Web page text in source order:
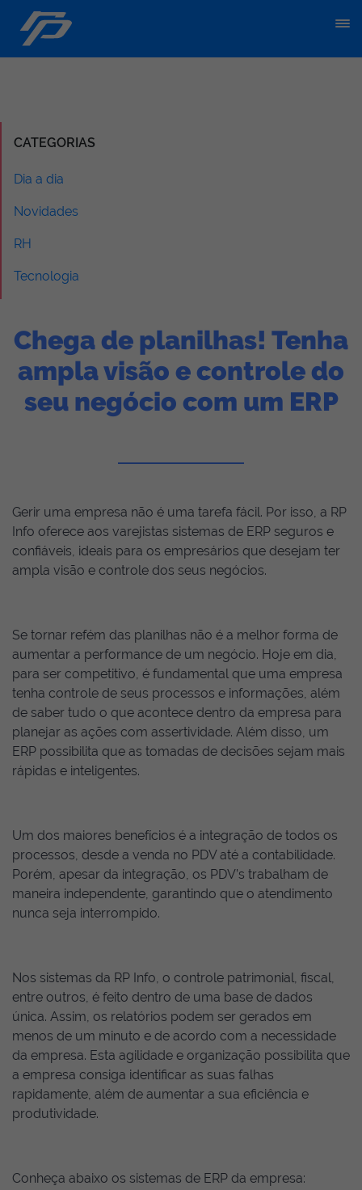
CATEGORIAS
Dia a dia
Novidades
RH
Tecnologia
Chega de planilhas! Tenha
ampla visão e controle do
seu negócio com um ERP
Gerir uma empresa não é uma tarefa fácil. Por isso, a RP
Info oferece aos varejistas sistemas de ERP seguros e
confiáveis, ideais para os empresários que desejam ter
ampla visão e controle dos seus negócios.
Se tornar refém das planilhas não é a melhor forma de
aumentar a performance de um negócio. Hoje em dia,
para ser competitivo, é fundamental que uma empresa
tenha controle de seus processos e informações, além
de saber tudo o que acontece dentro da empresa para
planejar as ações com assertividade. Além disso, um
ERP possibilita que as tomadas de decisões sejam mais
rápidas e inteligentes.
Um dos maiores benefícios é a integração de todos os
processos, desde a venda no PDV até a contabilidade.
Porém, apesar da integração, os PDV’s trabalham de
maneira independente, garantindo que o atendimento
nunca seja interrompido.
Nos sistemas da RP Info, o controle patrimonial, fiscal,
entre outros, é feito dentro de uma base de dados
única. Assim, os relatórios podem ser gerados em
menos de um minuto e de acordo com a necessidade
da empresa. Esta agilidade e organização possibilita que
a empresa consiga identificar as suas falhas
rapidamente, além de aumentar a sua eficiência e
produtividade.
Conheça abaixo os sistemas de ERP da empresa: